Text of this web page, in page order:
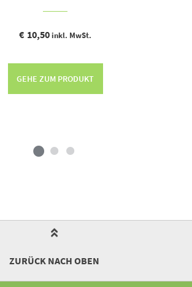
€ 10,50 inkl. MwSt.
GEHE ZUM PRODUKT
ZURÜCK NACH OBEN